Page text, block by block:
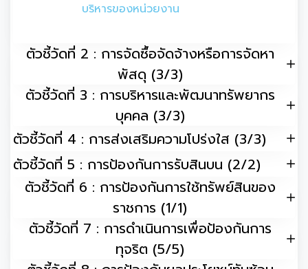
บริหารของหน่วยงาน
ตัวชี้วัดที่ 2 : การจัดซื้อจัดจ้างหรือการจัดหา
พัสดุ (3/3)
ตัวชี้วัดที่ 3 : การบริหารและพัฒนาทรัพยากร
บุคคล (3/3)
ตัวชี้วัดที่ 4 : การส่งเสริมความโปร่งใส (3/3)
ตัวชี้วัดที่ 5 : การป้องกันการรับสินบน (2/2)
ตัวชี้วัดที่ 6 : การป้องกันการใช้ทรัพย์สินของ
ราชการ (1/1)
ตัวชี้วัดที่ 7 : การดำเนินการเพื่อป้องกันการ
ทุจริต (5/5)